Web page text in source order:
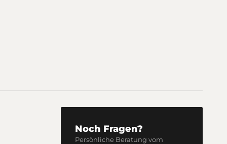
Noch Fragen?
Persönliche Beratung vom